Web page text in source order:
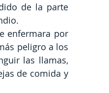
de la parte
enfermara por
peligro a los
las llamas,
de comida y